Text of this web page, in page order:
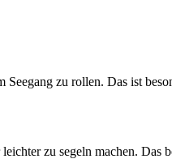
zu rollen. Das ist
zu segeln machen. Das